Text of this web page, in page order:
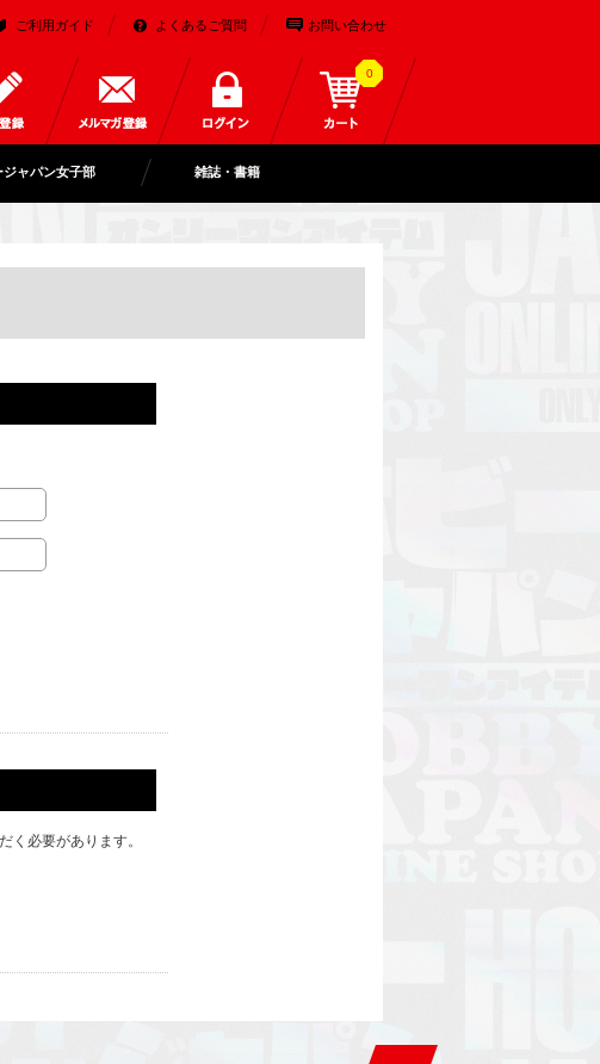
ご利用ガイド よくあるご質問 お問い合わせ
0
ジャパン女子部 雑誌・書籍
く必要があります。